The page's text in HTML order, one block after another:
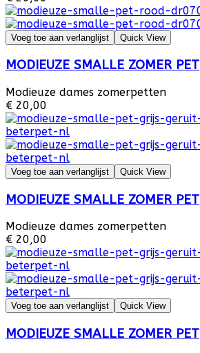
Voeg toe aan verlanglijst Quick View
MODIEUZE SMALLE ZOMER PET
Modieuze dames zomerpetten
€ 20,00
Voeg toe aan verlanglijst Quick View
MODIEUZE SMALLE ZOMER PET
Modieuze dames zomerpetten
€ 20,00
Voeg toe aan verlanglijst Quick View
MODIEUZE SMALLE ZOMER PET